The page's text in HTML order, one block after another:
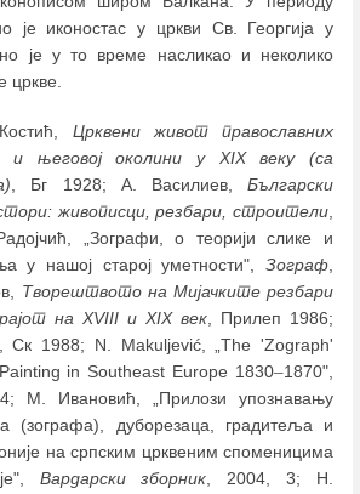
је иконостас у цркви Св. Георгија у
је у то време насликао и неколико
цркве.
Црквени живот православних
и његовој околини у XIX веку (са
, Бг 1928; А. Василиев,Български
живописци, резбари, строители,
„Зографи, о теорији слике и
у нашој старој уметности", Зограф,
Творештвото на Мијачките резбари
на XVIII и XIX век, Прилеп 1986;
Ск 1988; N. Makuljević, „The 'Zograph'
in Southeast Europe 1830–1870",
М. Ивановић, „Прилози упознавању
(зографа), дуборезаца, градитеља и
на српским црквеним споменицима
Вардарски зборник, 2004, 3; Н.